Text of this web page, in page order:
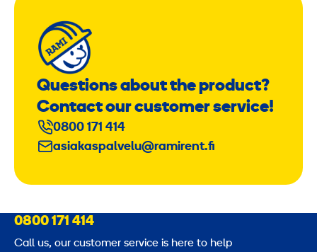
Questions about the product?
Contact our customer service!
0800 171 414
asiakaspalvelu@ramirent.fi
0800 171 414
Call us, our customer service is here to help